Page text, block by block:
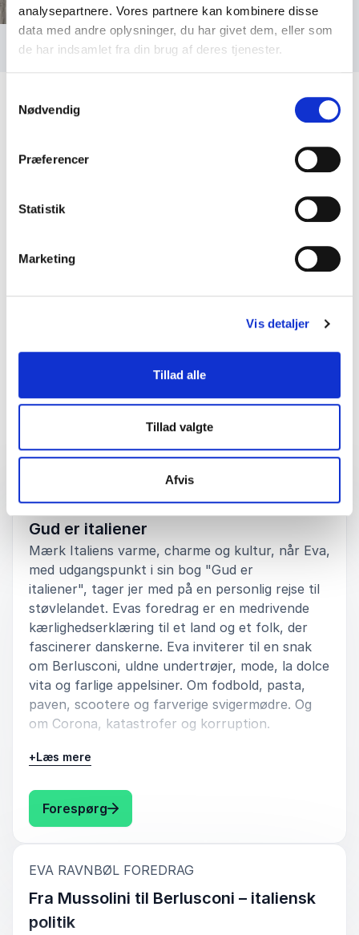
analysepartnere. Vores partnere kan kombinere disse
data med andre oplysninger, du har givet dem, eller som
de har indsamlet fra din brug af deres tjenester.
Nødvendig
Præferencer
Statistik
Marketing
Vis detaljer
Tillad alle
Tillad valgte
Afvis
Foto: Caroline Bagger
Kundeanmeldelser
5 ud af
Eva er super nem at samarbejde med, hun er meget
serviceminded og gør sit for at det bliver en god
/5 baseret på1 kundeanmeldelser
Foredrag
EVA RAVNBØL FOREDRAG:
Gud er italiener
Mærk Italiens varme, charme og kultur, når Eva,
med udgangspunkt i sin bog "Gud er
italiener", tager jer med på en personlig rejse til
støvlelandet. Evas foredrag er en medrivende
kærlighedserklæring til et land og et folk, der
fascinerer danskerne. Eva inviterer til en snak
om Berlusconi, uldne undertrøjer, mode, la dolce
vita og farlige appelsiner. Om fodbold, pasta,
paven, scootere og farverige svigermødre. Og
om Corona, katastrofer og korruption.
Kontrasterne i Italien er åbenlyse. På den ene
Det er ingen hemmelighed, at Italien er det land,
der har bidraget mest til Unescos
kreativitet, menneskelige bånd og et fantastisk
køkken. På den anden side ses dysfunktionelle
samfundsstrukturer i et ellers moderne land.
+Læs mere
Forespørg: Eva Ravnbøl Gud er italiener
EVA RAVNBØL FOREDRAG
Fra Mussolini til Berlusconi – italiensk
politik